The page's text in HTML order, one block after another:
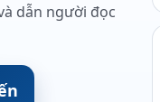
dẫn người đọc